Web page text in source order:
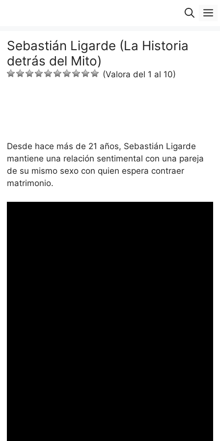
Sebastián Ligarde (La Historia
detrás del Mito)
(Valora del 1 al 10)
Desde hace más de 21 años, Sebastián Ligarde
mantiene una relación sentimental con una pareja
de su mismo sexo con quien espera contraer
matrimonio.